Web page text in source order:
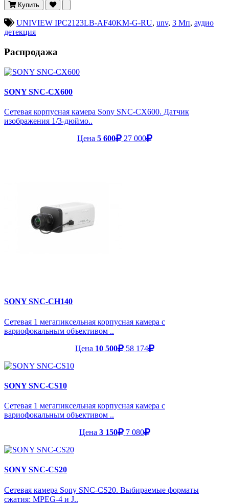
Купить
UNIVIEW IPC2123LB-AF40KM-G-RU, unv, 3 Мп, аудио
детекция
Распродажа
SONY SNC-CX600
Сетевая корпусная камера Sony SNC-CX600. Датчик
изображения 1/3-дюймо..
Цена 5 600 27 000
SONY SNC-CH140
Сетевая 1 мегапиксельная корпусная камера с
вариофокальным объективом ..
Цена 10 500 58 174
SONY SNC-CS10
Сетевая 1 мегапиксельная корпусная камера с
вариофокальным объективом ..
Цена 3 150 7 080
SONY SNC-CS20
Сетевая камера Sony SNC-CS20. Выбираемые форматы
сжатия: MPEG-4 и J..